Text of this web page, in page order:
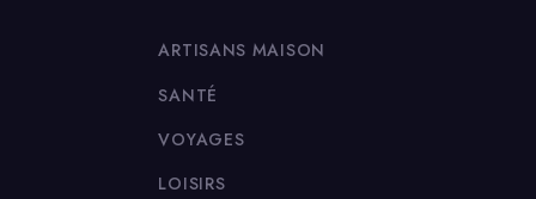
ARTISANS MAISON
SANTÉ
VOYAGES
LOISIRS